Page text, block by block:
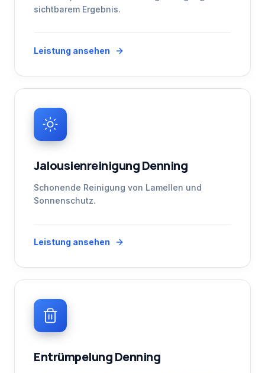
sichtbarem Ergebnis.
Leistung ansehen
Jalousienreinigung Denning
Schonende Reinigung von Lamellen und
Sonnenschutz.
Leistung ansehen
Entrümpelung Denning